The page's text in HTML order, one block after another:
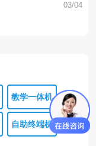
03/04
教学一体机
自助终端机